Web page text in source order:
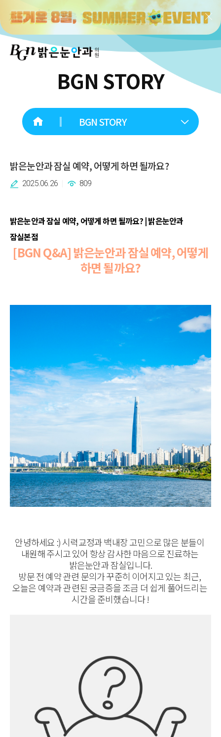
BGN STORY
BGN STORY
밝은눈안과 잠실 예약, 어떻게 하면 될까요?
2025.06.26 809
밝은눈안과 잠실 예약, 어떻게 하면 될까요? | 밝은눈안과
잠실본점
[BGN Q&A] 밝은눈안과 잠실 예약, 어떻게
하면 될까요?
안녕하세요 :) 시력교정과 백내장 고민으로 많은 분들이
내원해 주시고 있어 항상 감사한 마음으로 진료하는
밝은눈안과 잠실입니다.
방문 전 예약 관련 문의가 꾸준히 이어지고 있는 최근,
오늘은 예약과 관련된 궁금증을 조금 더 쉽게 풀어드리는
시간을 준비했습니다 !